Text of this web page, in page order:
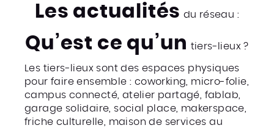
Les actualités du réseau :
Qu’est ce qu’un tiers-lieux ?
Les tiers-lieux sont des espaces physiques
pour faire ensemble : coworking, micro-folie,
campus connecté, atelier partagé, fablab,
garage solidaire, social place, makerspace,
friche culturelle, maison de services au